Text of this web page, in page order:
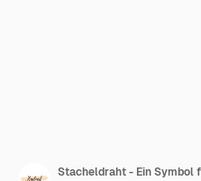
Stacheldraht - Ein Symbol